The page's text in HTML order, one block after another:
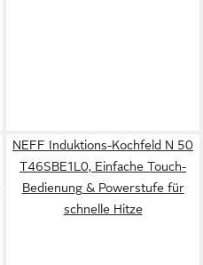
NEFF Induktions-Kochfeld N 50
T46SBE1L0, Einfache Touch-
Bedienung & Powerstufe für
schnelle Hitze